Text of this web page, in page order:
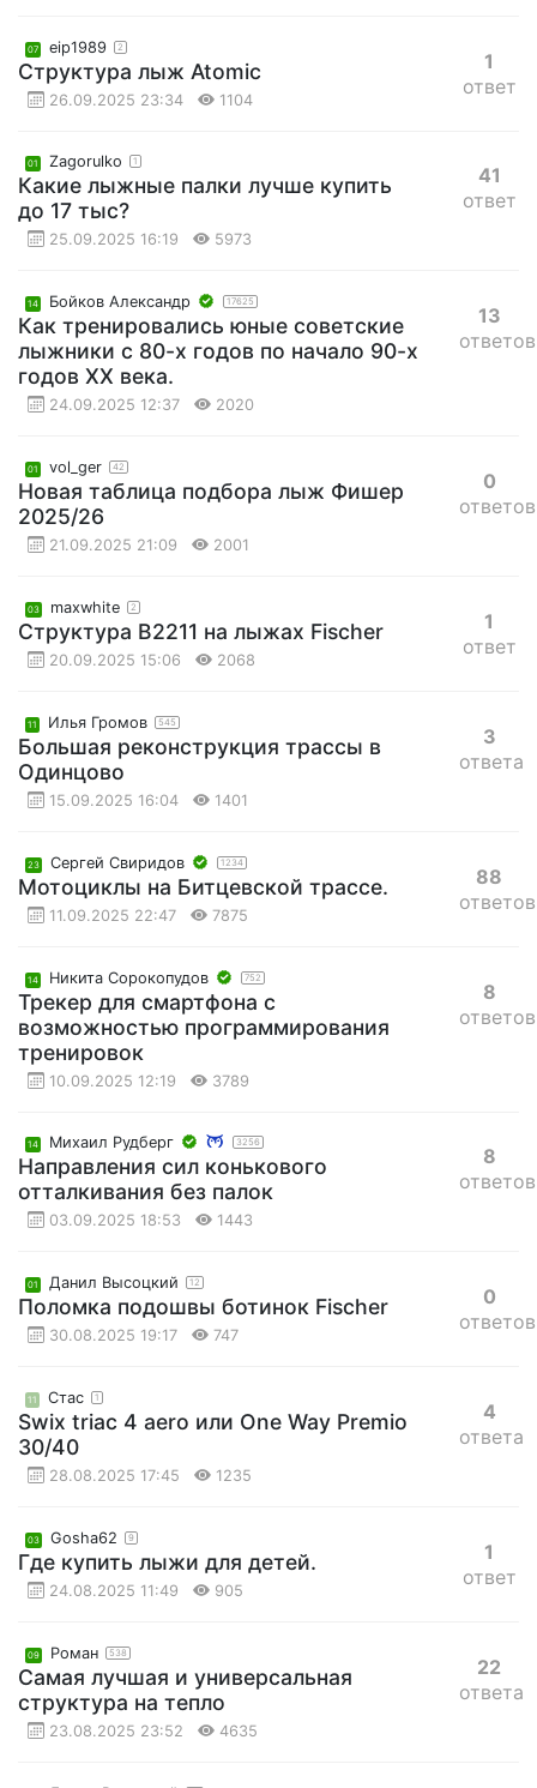
07 eip1989 2
Структура лыж Atomic
26.09.2025 23:34 1104
1
ответ
01 Zagorulko 1
Какие лыжные палки лучше купить
до 17 тыс?
25.09.2025 16:19 5973
41
ответ
14 Бойков Александр 17625
Как тренировались юные советские
лыжники с 80-х годов по начало 90-х
годов ХХ века.
24.09.2025 12:37 2020
13
ответов
01 vol_ger 42
Новая таблица подбора лыж Фишер
2025/26
21.09.2025 21:09 2001
0
ответов
03 maxwhite 2
Структура B2211 на лыжах Fischer
20.09.2025 15:06 2068
1
ответ
11 Илья Громов 545
Большая реконструкция трассы в
Одинцово
15.09.2025 16:04 1401
3
ответа
23 Сергей Свиридов 1234
Мотоциклы на Битцевской трассе.
11.09.2025 22:47 7875
88
ответов
14 Никита Сорокопудов 752
Трекер для смартфона с
возможностью программирования
тренировок
10.09.2025 12:19 3789
8
ответов
14 Михаил Рудберг 3256
Направления сил конькового
отталкивания без палок
03.09.2025 18:53 1443
8
ответов
01 Данил Высоцкий 12
Поломка подошвы ботинок Fischer
30.08.2025 19:17 747
0
ответов
11 Стаc 1
Swix triac 4 aero или One Way Premio
30/40
28.08.2025 17:45 1235
4
ответа
03 Gosha62 9
Где купить лыжи для детей.
24.08.2025 11:49 905
1
ответ
09 Роман 538
Самая лучшая и универсальная
структура на тепло
23.08.2025 23:52 4635
22
ответа